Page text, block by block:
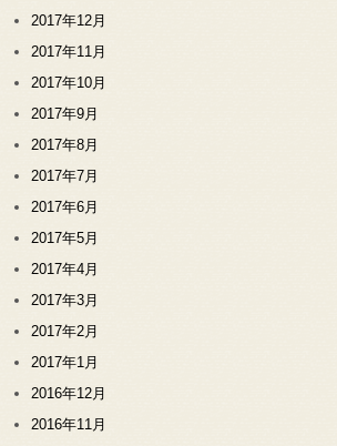
2017年12月
2017年11月
2017年10月
2017年9月
2017年8月
2017年7月
2017年6月
2017年5月
2017年4月
2017年3月
2017年2月
2017年1月
2016年12月
2016年11月